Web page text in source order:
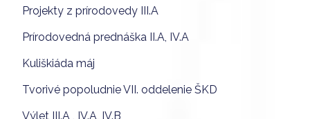
Projekty z prírodovedy III.A
Prírodovedná prednáška II.A, IV.A
Kuliškiáda máj
Tvorivé popoludnie VII. oddelenie ŠKD
Výlet III.A , IV.A, IV.B